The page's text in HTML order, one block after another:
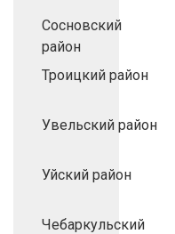
Сосновский
район
Троицкий район
Увельский район
Уйский район
Чебаркульский